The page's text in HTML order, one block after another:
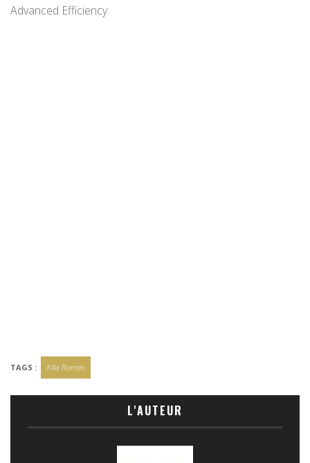
Advanced Efficiency.
TAGS : Alfa Romeo
L'AUTEUR